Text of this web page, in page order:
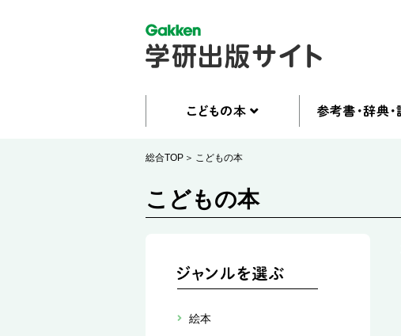
総合TOP こどもの本
こどもの本
絵本